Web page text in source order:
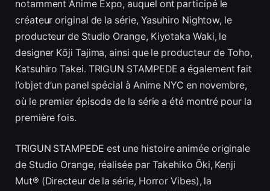
notamment Anime Expo, auquel ont participé le
créateur original de la série, Yasuhiro Nightow, le
producteur de Studio Orange, Kiyotaka Waki, le
designer Kо̄ji Tajima, ainsi que le producteur de Toho,
Katsuhiro Takei. TRIGUN STAMPEDE a également fait
l’objet d’un panel spécial à Anime NYC en novembre,
où le premier épisode de la série a été montré pour la
première fois.
TRIGUN STAMPEDE est une histoire animée originale
de Studio Orange, réalisée par Takehiko О̄ki, Kenji
Mut® (Directeur de la série, Horror Vibes), la